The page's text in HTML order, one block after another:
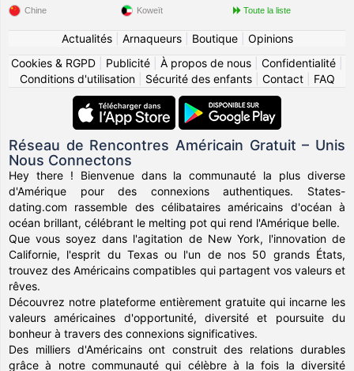
Chine Koweït Toute la liste
Actualités| Arnaqueurs| Boutique| Opinions
Cookies & RGPD
Publicité À propos de nous Confidentialité
Conditions d'utilisation| Sécurité des enfants| Contact| FAQ
Réseau de Rencontres Américain Gratuit – Unis
Nous Connectons
Hey there ! Bienvenue dans la communauté la plus diverse
d'Amérique pour des connexions authentiques. States-
dating.com rassemble des célibataires américains d'océan à
océan brillant, célébrant le melting pot qui rend l'Amérique belle.
Que vous soyez dans l'agitation de New York, l'innovation de
Californie, l'esprit du Texas ou l'un de nos 50 grands États,
trouvez des Américains compatibles qui partagent vos valeurs et
rêves.
Découvrez notre plateforme entièrement gratuite qui incarne les
valeurs américaines d'opportunité, diversité et poursuite du
bonheur à travers des connexions significatives.
Des milliers d'Américains ont construit des relations durables
grâce à notre communauté qui célèbre à la fois la diversité